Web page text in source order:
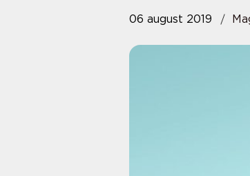
06 august 2019